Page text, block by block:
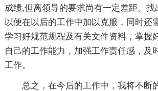
成绩,但离领导的要求尚有一定差距。找
以便在以后的工作中加以克服，同时还
学习好规范规程及有关文件资料，掌握
自己的工作能力，加强工作责任感，及
工作。
总之，在今后的工作中，我将不断